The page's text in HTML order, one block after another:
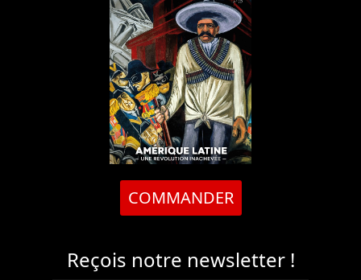
COMMANDER
Reçois notre newsletter !